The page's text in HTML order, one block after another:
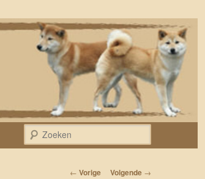
Bericht navigatie
← Vorige Volgende →